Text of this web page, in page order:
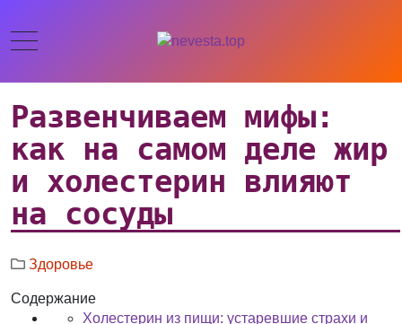
Развенчиваем мифы:
как на самом деле жир
и холестерин влияют
на сосуды
Здоровье
Содержание
Холестерин из пищи: устаревшие страхи и